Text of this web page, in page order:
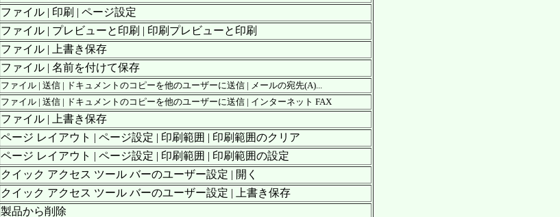
ファイル | 印刷 | ページ設定
ファイル | プレビューと印刷 | 印刷プレビューと印刷
ファイル | 上書き保存
ファイル | 名前を付けて保存
ファイル | 送信 | ドキュメントのコピーを他のユーザーに送信 | メールの宛先(A)...
ファイル | 送信 | ドキュメントのコピーを他のユーザーに送信 | インターネット FAX
ファイル | 上書き保存
ページ レイアウト | ページ設定 | 印刷範囲 | 印刷範囲のクリア
ページ レイアウト | ページ設定 | 印刷範囲 | 印刷範囲の設定
クイック アクセス ツール バーのユーザー設定 | 開く
クイック アクセス ツール バーのユーザー設定 | 上書き保存
製品から削除